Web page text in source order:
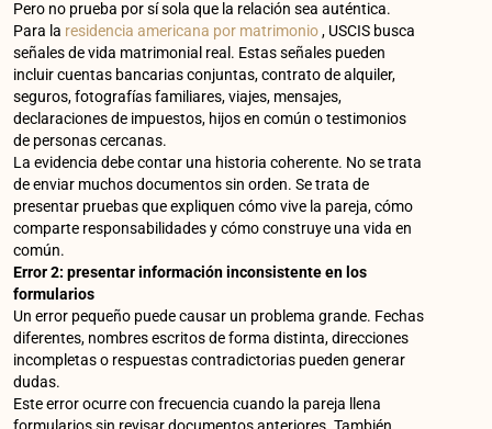
Pero no prueba por sí sola que la relación sea auténtica.
Para la residencia americana por matrimonio, USCIS busca
señales de vida matrimonial real. Estas señales pueden
incluir cuentas bancarias conjuntas, contrato de alquiler,
seguros, fotografías familiares, viajes, mensajes,
declaraciones de impuestos, hijos en común o testimonios
de personas cercanas.
La evidencia debe contar una historia coherente. No se trata
de enviar muchos documentos sin orden. Se trata de
presentar pruebas que expliquen cómo vive la pareja, cómo
comparte responsabilidades y cómo construye una vida en
común.
Error 2: presentar información inconsistente en los
formularios
Un error pequeño puede causar un problema grande. Fechas
diferentes, nombres escritos de forma distinta, direcciones
incompletas o respuestas contradictorias pueden generar
dudas.
Este error ocurre con frecuencia cuando la pareja llena
formularios sin revisar documentos anteriores. También